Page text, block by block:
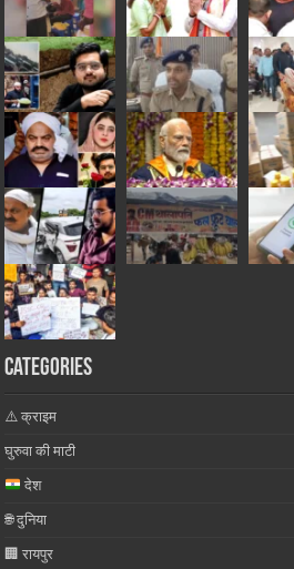
Categories
⚠️ क्राइम
घुरुवा की माटी
देश
🌐 दुनिया
🏢 रायपुर